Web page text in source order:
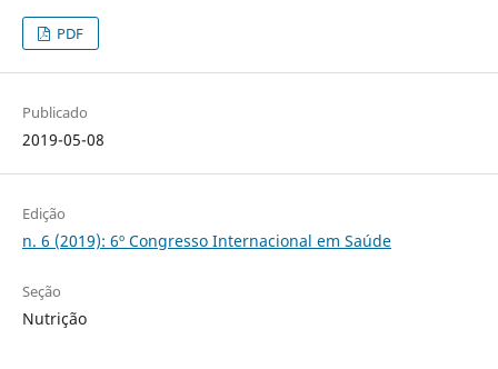
PDF
Publicado
2019-05-08
Edição
n. 6 (2019): 6º Congresso Internacional em Saúde
Seção
Nutrição